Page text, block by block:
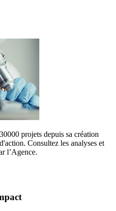
projets depuis sa création
Consultez les analyses et
l’Agence.